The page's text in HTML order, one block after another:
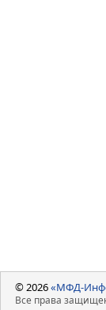
© 2026«МФД-
Все права